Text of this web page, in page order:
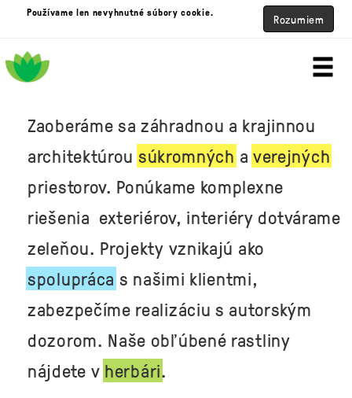
Používame len nevyhnutné súbory cookie. Rozumiem
Zaoberáme sa záhradnou a krajinnou
architektúrou súkromných a verejných
priestorov. Ponúkame komplexne
riešenia exteriérov, interiéry dotvárame
zeleňou. Projekty vznikajú ako
spolupráca s našimi klientmi,
zabezpečíme realizáciu s autorským
dozorom. Naše obľúbené rastliny
nájdete v herbári.